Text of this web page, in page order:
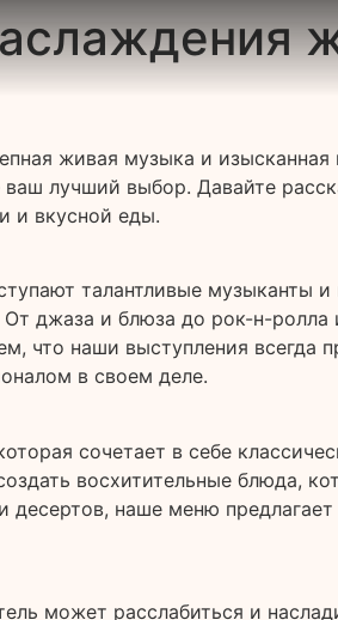
живая музыка и изысканная
лучший выбор. Давайте
и вкусной еды.
талантливые музыканты и
джаза и блюза до рок-н-ролла
что наши выступления всегда
в своем деле.
сочетает в себе
восхитительные блюда,
наше меню предлагает
может расслабиться и